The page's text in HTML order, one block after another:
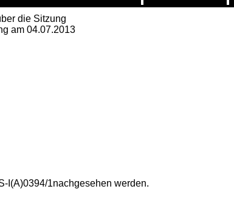
die Sitzung
am 04.07.2013
I(A)0394/1nachgesehen werden.